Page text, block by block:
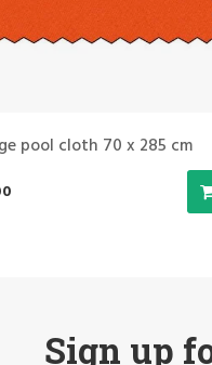
pool cloth 70 x 285 cm
Sign up